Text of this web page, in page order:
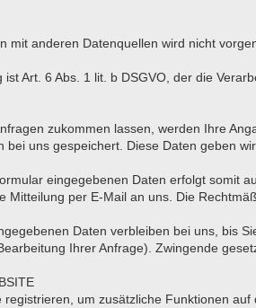
mit anderen Datenquellen wird nicht
Art. 6 Abs. 1 lit. b DSGVO, der die
zukommen lassen, werden Ihre
bei uns gespeichert. Diese Daten geben
eingegebenen Daten erfolgt somit
Mitteilung per E-Mail an uns. Die
Daten verbleiben bei uns, bis
Ihrer Anfrage). Zwingende
um zusätzliche Funktionen